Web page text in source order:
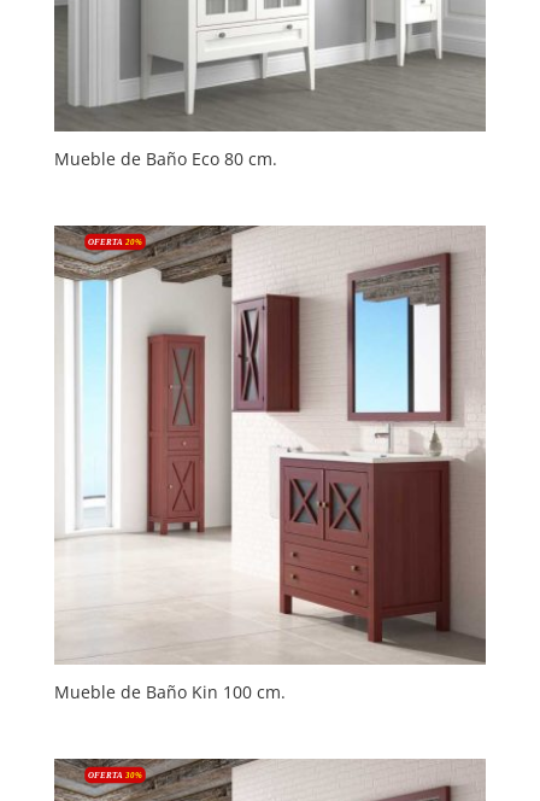
Mueble de Baño Eco 80 cm.
OFERTA 20%
Mueble de Baño Kin 100 cm.
OFERTA 30%